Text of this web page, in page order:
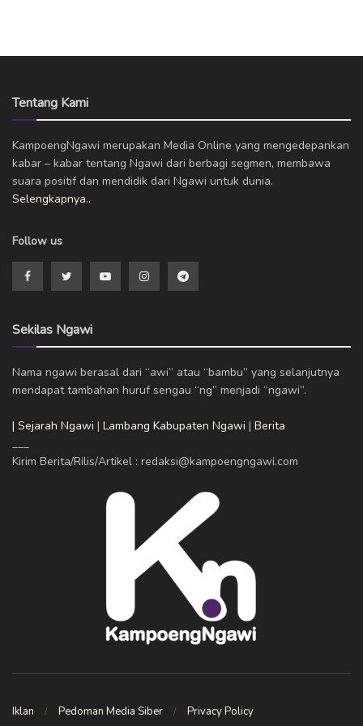
Tentang Kami
KampoengNgawi merupakan Media Online yang mengedepankan
kabar – kabar tentang Ngawi dari berbagi segmen, membawa
suara positif dan mendidik dari Ngawi untuk dunia.
Selengkapnya..
Follow us
Sekilas Ngawi
Nama ngawi berasal dari “awi” atau “bambu” yang selanjutnya
mendapat tambahan huruf sengau “ng” menjadi “ngawi”.
| Sejarah Ngawi | Lambang Kabupaten Ngawi | Berita
___
Kirim Berita/Rilis/Artikel : redaksi@kampoengngawi.com
Iklan Pedoman Media Siber Privacy Policy